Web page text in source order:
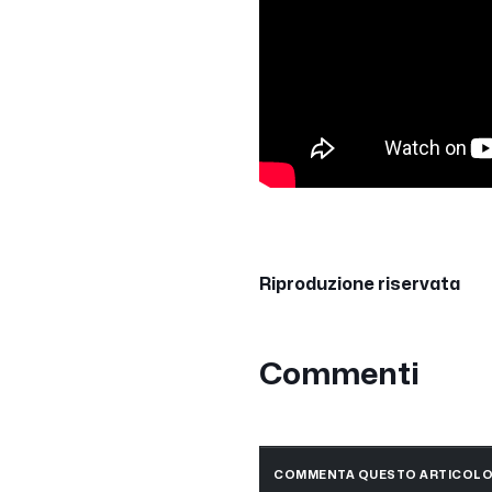
Riproduzione riservata
Commenti
COMMENTA QUESTO ARTICOLO